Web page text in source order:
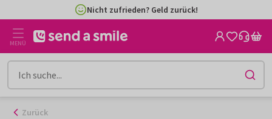
Inhalt
gehen
Nicht zufrieden? Geld zurück!
MENÜ
Zurück